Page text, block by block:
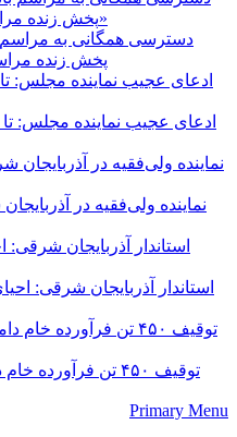
دسترسی همگانی به مراسم
پخش زنده
ادعای عجیب نماینده مجلس: تا
نماینده ولی‌فقیه در
استاندار آذربایجان شرقی:
توقیف ۴۵۰ تن
Primary Menu